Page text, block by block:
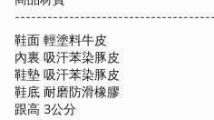
"maximum_of"=>"Maximum
of
{{
quantity
}}"}
鞋面 輕塗料牛皮
內裏 吸汗苯染豚皮
鞋墊 吸汗苯染豚皮
鞋底 耐磨防滑橡膠
跟高 3公分